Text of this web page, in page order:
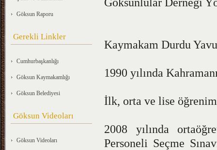
Göksun Raporu
Gerekli Linkler
Cumhurbaşkanlığı
Göksun Kaymakamlığı
Göksun Belediyesi
Göksun Videoları
Göksun Videoları
Kaymakam Durdu
1990 yılında
İlk, orta ve lise
2008 yılında
Personeli Seçme